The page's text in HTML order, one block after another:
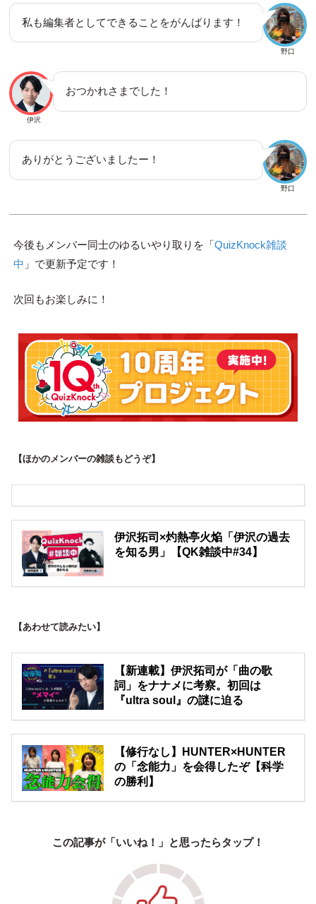
野口
私も編集者としてできることをがんばります！
伊沢
おつかれさまでした！
野口
ありがとうございましたー！
今後もメンバー同士のゆるいやり取りを「QuizKnock雑談
中 」で更新予定です！
次回もお楽しみに！
【ほかのメンバーの雑談もどうぞ】
伊沢拓司×灼熱亭火焔「伊沢の過去
を知る男」【QK雑談中#34】
【あわせて読みたい】
【新連載】伊沢拓司が「曲の歌
詞」をナナメに考察。初回は
『ultra soul』の謎に迫る
【修行なし】HUNTER×HUNTER
の「念能力」を会得したぞ【科学
の勝利】
この記事が「いいね！」と思ったらタップ！